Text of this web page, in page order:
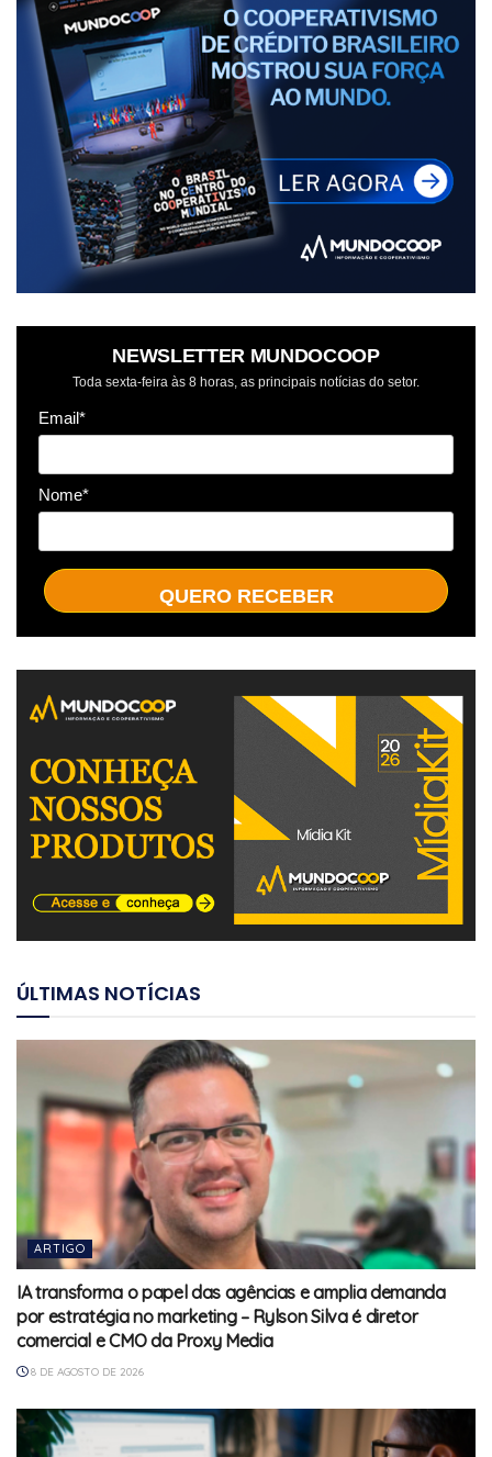
NEWSLETTER MUNDOCOOP
Toda sexta-feira às 8 horas, as principais notícias do setor.
Email*
Nome*
QUERO RECEBER
ÚLTIMAS NOTÍCIAS
ARTIGO
IA transforma o papel das agências e amplia demanda
por estratégia no marketing – Rylson Silva é diretor
comercial e CMO da Proxy Media
8 DE AGOSTO DE 2026